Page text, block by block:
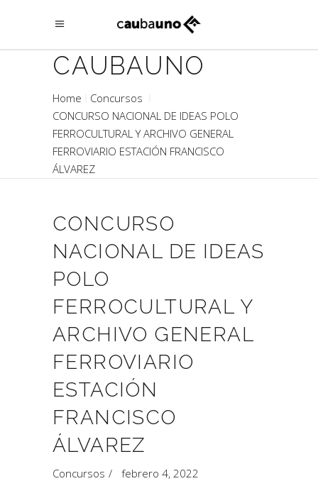
CAUBAUNO
Home
Concursos
CONCURSO NACIONAL DE IDEAS POLO
FERROCULTURAL Y ARCHIVO GENERAL
FERROVIARIO ESTACIÓN FRANCISCO
ÁLVAREZ
CONCURSO
NACIONAL DE IDEAS
POLO
FERROCULTURAL Y
ARCHIVO GENERAL
FERROVIARIO
ESTACIÓN
FRANCISCO
ÁLVAREZ
Concursos febrero 4, 2022